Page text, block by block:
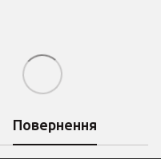
Повернення